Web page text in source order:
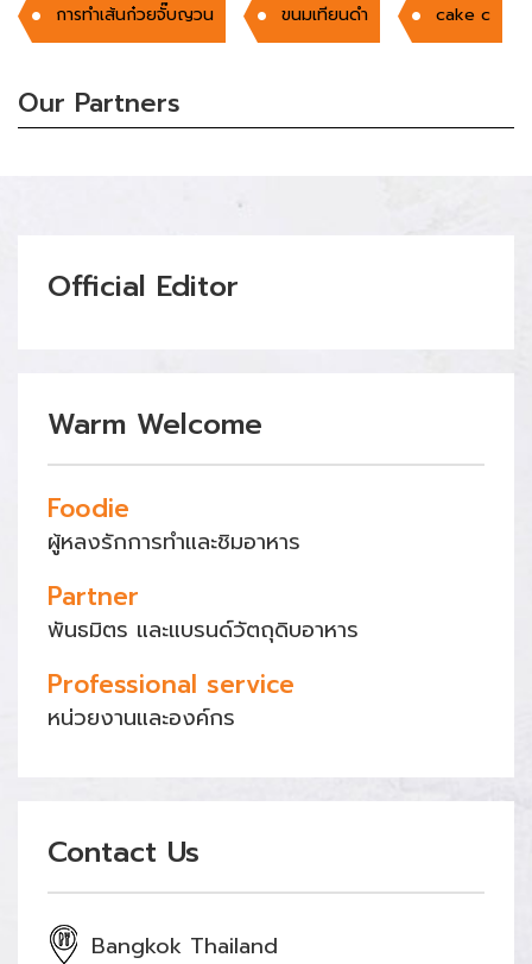
การทำเส้นก๋วยจั๊บญวน ขนมเทียนดำ cake c
Our Partners
Official Editor
Warm Welcome
Foodie
ผู้หลงรักการทำและชิมอาหาร
Partner
พันธมิตร และแบรนด์วัตถุดิบอาหาร
Professional service
หน่วยงานและองค์กร
Contact Us
Bangkok Thailand